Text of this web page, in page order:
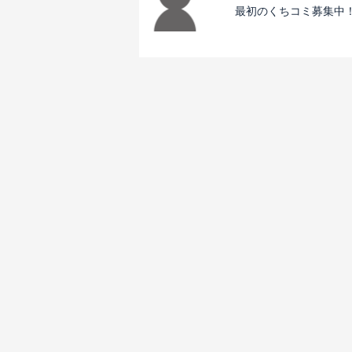
最初のくちコミ募集中